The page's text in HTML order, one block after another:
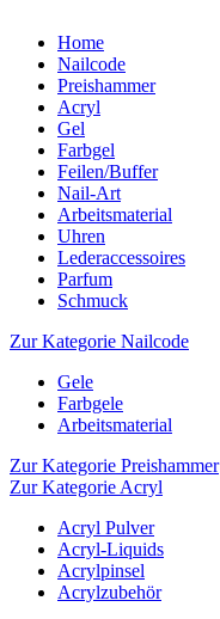
Home
Nailcode
Preishammer
Acryl
Gel
Farbgel
Feilen/Buffer
Nail-Art
Arbeitsmaterial
Uhren
Lederaccessoires
Parfum
Schmuck
Zur Kategorie Nailcode
Gele
Farbgele
Arbeitsmaterial
Zur Kategorie Preishammer
Zur Kategorie Acryl
Acryl Pulver
Acryl-Liquids
Acrylpinsel
Acrylzubehör